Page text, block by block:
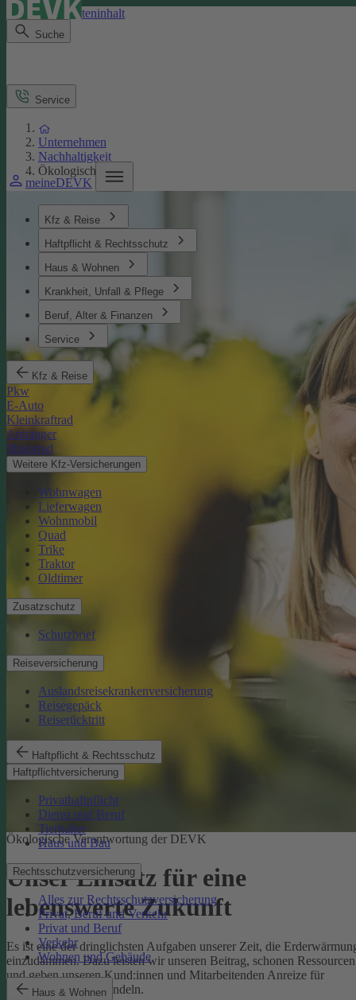
Direkt zum Seiteninhalt
Suche
meineDEVK
Kfz & Reise
Haftpflicht & Rechtsschutz
Haus & Wohnen
Krankheit, Unfall & Pflege
Beruf, Alter & Finanzen
Service
Kfz & Reise
Pkw
E-Auto
Kleinkraftrad
Anhänger
Motorrad
Weitere Kfz-Versicherungen
Wohnwagen
Lieferwagen
Wohnmobil
Quad
Trike
Traktor
Oldtimer
Zusatzschutz
Schutzbrief
Reiseversicherung
Auslandsreisekrankenversicherung
Reisegepäck
Reiserücktritt
Haftpflicht & Rechtsschutz
Haftpflichtversicherung
Privathaftpflicht
Dienst und Beruf
Tierhalter
Haus und Bau
Rechtsschutzversicherung
Alles zur Rechtsschutzversicherung
Privat, Beruf und Verkehr
Privat und Beruf
Verkehr
Wohnen und Gebäude
Haus & Wohnen
Service
Unternehmen
Nachhaltigkeit
Ökologisches
Ökologische Verantwortung der DEVK
Unser Einsatz für eine
lebenswerte Zukunft
Es ist eine der dringlichsten Aufgaben unserer Zeit, die
einzudämmen. Dazu leisten wir unseren Beitrag, schonen Ressourcen
und geben unseren Kund:innen und Mitarbeitenden Anreize für
umweltbewusstes Handeln.